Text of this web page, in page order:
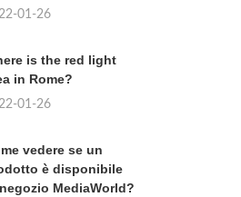
01-26
is the red light
in Rome?
01-26
vedere se un
è disponibile
MediaWorld?